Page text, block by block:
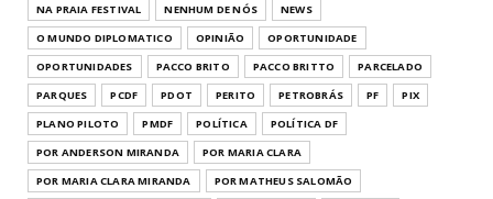
NA PRAIA FESTIVAL
NENHUM DE NÓS
NEWS
O MUNDO DIPLOMATICO
OPINIÃO
OPORTUNIDADE
OPORTUNIDADES
PACCO BRITO PACCO BRITTO
PARCELADO
PARQUES
PCDF PDOT PERITO PETROBRÁS PF
PIX
PLANO PILOTO
PMDF POLÍTICA
POLÍTICA DF
POR ANDERSON MIRANDA
POR MARIA CLARA
POR MARIA CLARA MIRANDA
POR MATHEUS SALOMÃO